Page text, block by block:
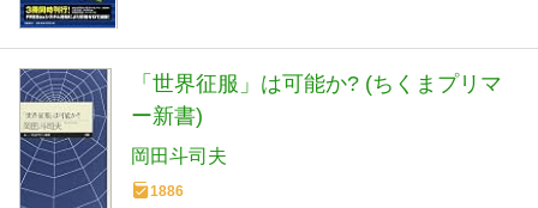
「世界征服」は可能か? (ちくまプリマ
ー新書)
岡田斗司夫
1886